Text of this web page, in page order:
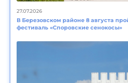
27.07.2026
В Березовском районе 8 августа
фестиваль «Споровские сенокосы»